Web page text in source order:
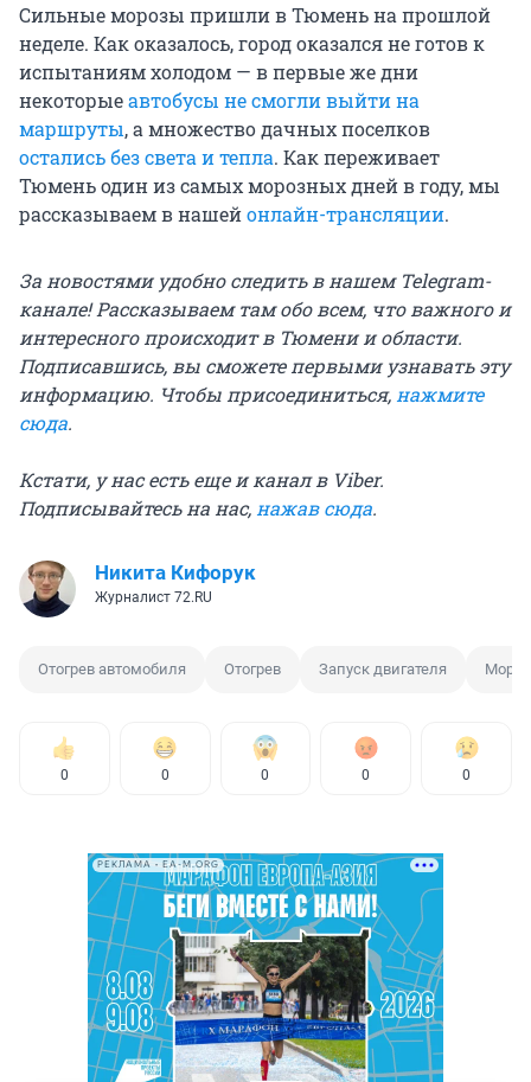
Сильные морозы пришли в Тюмень на прошлой
неделе. Как оказалось, город оказался не готов к
испытаниям холодом — в первые же дни
некоторыеавтобусы не смогли выйти на
маршруты, а множество дачных поселков
остались без света и тепла. Как переживает
Тюмень один из самых морозных дней в году, мы
рассказываем в нашейонлайн-трансляции.
За новостями удобно следить в нашем Telegram-
канале! Рассказываем там обо всем, что важного и
интересного происходит в Тюмени и области.
Подписавшись, вы сможете первыми узнавать эту
информацию. Чтобы присоединиться, нажмите
сюда.
Кстати, у нас есть еще и канал в Viber.
Подписывайтесь на нас, нажав сюда.
Никита Кифорук
Журналист 72.RU
Отогрев автомобиля Отогрев Запуск двигателя Мороз
0 0 0 0 0
РЕКЛАМА • EA-M.ORG